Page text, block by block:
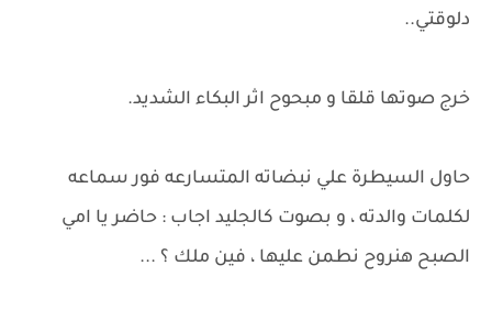
دلوقتي..
خرج صوتها قلقا و مبحوح اثر البكاء الشديد.
حاول السيطرة علي نبضاته المتسارعه فور سماعه
لكلمات والدته ، و بصوت كالجليد اجاب : حاضر يا امي
الصبح هنروح نطمن عليها ، فين ملك ؟ ...